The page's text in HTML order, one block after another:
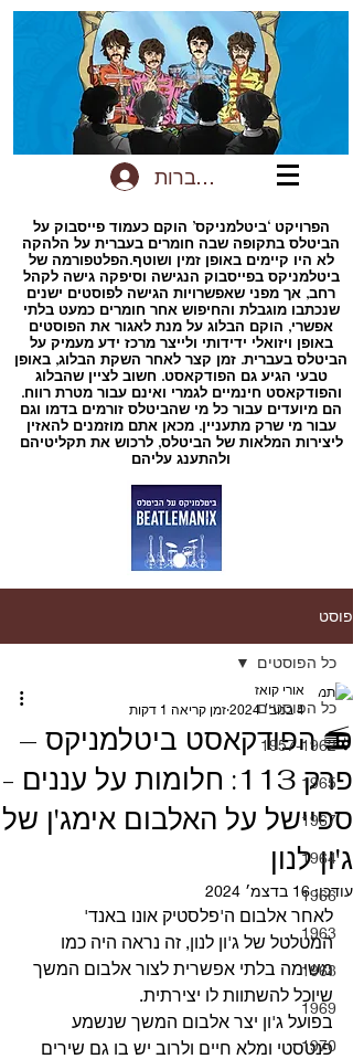
להתחברות
הפרויקט ‘ביטלמניקס’ הוקם כעמוד פייסבוק על
הביטלס בתקופה שבה חומרים בעברית על הלהקה
לא היו קיימים באופן זמין ושוטף.הפלטפורמה של
ביטלמניקס בפייסבוק הנגישה וסיפקה גישה לקהל
רחב, אך מפני שאפשרויות הגישה לפוסטים ישנים
שנכתבו מוגבלת והחיפוש אחר חומרים כמעט בלתי
אפשרי, הוקם הבלוג על מנת לאגור את הפוסטים
באופן ויזואלי ידידותי ולייצר מרכז ידע מעמיק על
הביטלס בעברית. זמן קצר לאחר השקת הבלוג, באופן
טבעי הגיע גם הפודקאסט. חשוב לציין שהבלוג
והפודקאסט חינמיים לגמרי ואינם עבור מטרת רווח.
הם מיועדים עבור כל מי שהביטלס זורמים בדמו וגם
עבור מי שרק מתעניין. מכאן אתם מוזמנים להאזין
ליצירות המלאות של הביטלס, לרכוש את תקליטיהם
ולהתענג עליהם
פוסט
כל הפוסטים
1957-1962
1965
1967
1964
1966
1963
1968
1969
1970
כל הפוסטים
📻 הפודקאסט ביטלמניקס –
פרק 113: חלומות על עננים -
ספיישל על האלבום אימג'ן של
ג'ון לנון
אורי קואז
4 בנוב׳ 2024
זמן קריאה 1 דקות
עודכן:16 בדצמ׳ 2024
לאחר אלבום ה'פלסטיק אונו באנד'
המטלטל של ג'ון לנון, זה נראה היה כמו
משימה בלתי אפשרית לצור אלבום המשך
שיוכל להשתוות לו יצירתית.
בפועל ג'ון יצר אלבום המשך שנשמע
פנטסטי ומלא חיים ולרוב יש בו גם שירים